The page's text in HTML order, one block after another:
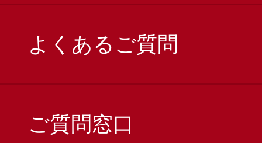
よくあるご質問
ご質問窓口